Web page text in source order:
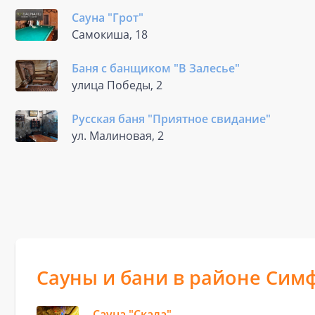
Сауна "Грот"
Самокиша, 18
Баня с банщиком "В Залесье"
улица Победы, 2
Русская баня "Приятное свидание"
ул. Малиновая, 2
Сауны и бани в районе